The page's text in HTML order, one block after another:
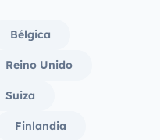
Bélgica
Reino Unido
Suiza
Finlandia